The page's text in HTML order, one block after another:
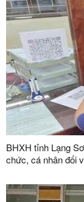
BHXH tỉnh Lạng
chức, cá nhân đối